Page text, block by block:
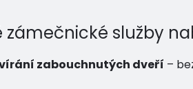
zámečnické služby
zabouchnutých dveří –